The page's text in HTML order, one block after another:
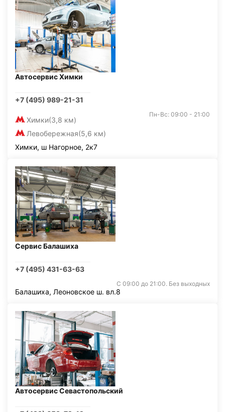
Автосервис Химки
+7 (495) 989-21-31
Химки(3,8 км)
Левобережная(5,6 км)
Пн-Вс: 09:00 - 21:00
Химки, ш Нагорное, 2к7
Сервис Балашиха
+7 (495) 431-63-63
С 09:00 до 21:00. Без выходных
Балашиха, Леоновское ш. вл.8
Автосервис Севастопольский